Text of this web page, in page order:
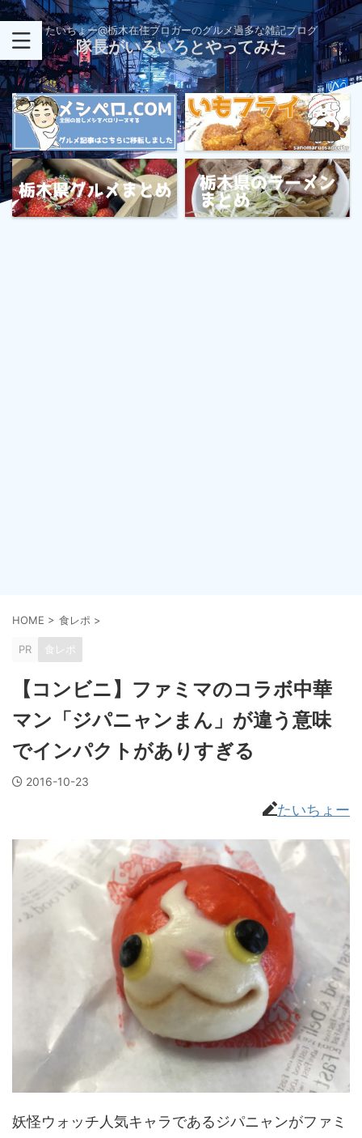
たいちょー@栃木在住ブロガーのグルメ過多な雑記ブログ
隊長がいろいろとやってみた
HOME > 食レポ >
PR 食レポ
【コンビニ】ファミマのコラボ中華
マン「ジパニャンまん」が違う意味
でインパクトがありすぎる
2016-10-23
たいちょー
妖怪ウォッチ人気キャラであるジパニャンがファミ